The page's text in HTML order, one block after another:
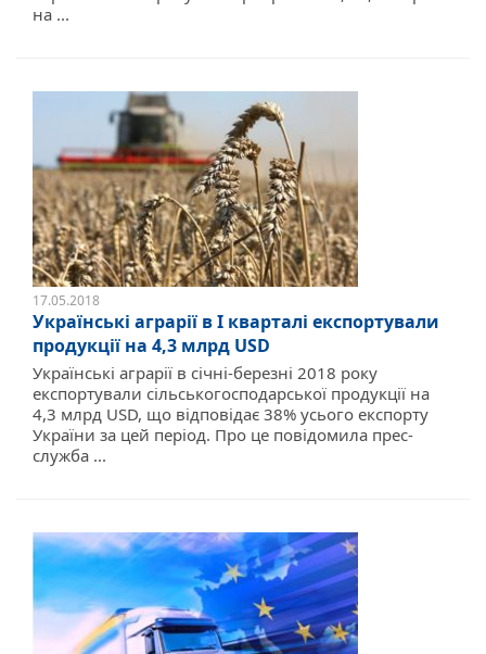
на ...
17.05.2018
Українські аграрії в І кварталі експортували
продукції на 4,3 млрд USD
Українські аграрії в січні-березні 2018 року
експортували сільськогосподарської продукції на
4,3 млрд USD, що відповідає 38% усього експорту
України за цей період. Про це повідомила прес-
служба ...